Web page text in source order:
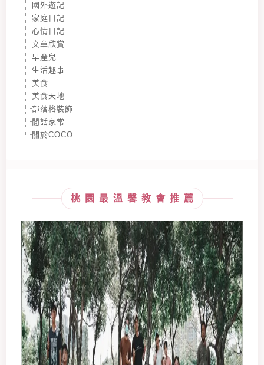
國外遊記
家庭日記
心情日記
文章欣賞
早產兒
生活趣事
美食
美食天地
部落格裝飾
閒話家常
關於COCO
桃園最溫馨教會推薦